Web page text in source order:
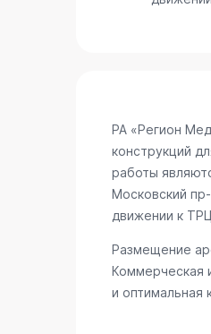
РА «Регион
конструкций
работы
Московский
движении к
Размещение
Коммерческая
и оптимальная